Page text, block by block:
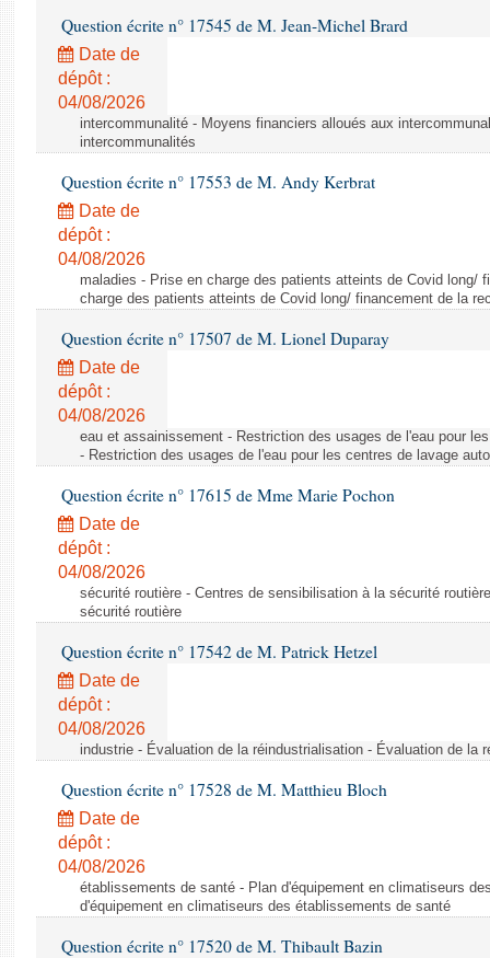
Question écrite n° 17545 de M. Jean-Michel Brard
Date de
dépôt :
04/08/2026
intercommunalité - Moyens financiers alloués aux
intercommunalités
Question écrite n° 17553 de M. Andy Kerbrat
Date de
dépôt :
04/08/2026
maladies - Prise en charge des patients atteints de Covid long/
charge des patients atteints de Covid long/ financement de la
Question écrite n° 17507 de M. Lionel Duparay
Date de
dépôt :
04/08/2026
eau et assainissement - Restriction des usages de l'eau pour
- Restriction des usages de l'eau pour les centres de lavage
Question écrite n° 17615 de Mme Marie Pochon
Date de
dépôt :
04/08/2026
sécurité routière - Centres de sensibilisation à la sécurité
sécurité routière
Question écrite n° 17542 de M. Patrick Hetzel
Date de
dépôt :
04/08/2026
industrie - Évaluation de la réindustrialisation - Évaluation de la
Question écrite n° 17528 de M. Matthieu Bloch
Date de
dépôt :
04/08/2026
établissements de santé - Plan d'équipement en climatiseurs
d'équipement en climatiseurs des établissements de santé
Question écrite n° 17520 de M. Thibault Bazin